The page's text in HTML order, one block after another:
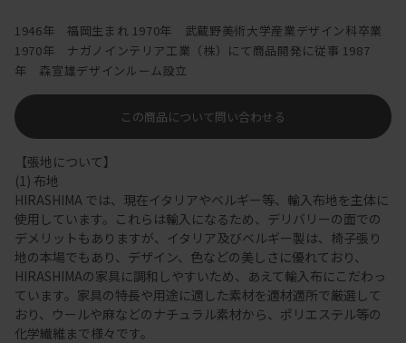
この商品について問い合わせる
1946年 福岡生まれ 1970年 武蔵野美術大学産業デザイン科卒業
1970年 ナガノインテリア工業（株）にて商品開発に従事 1987
年 森宣雄デザインルーム設立
【張地について】
(1) 布地
HIRASHIMA では、現在イタリアやベルギー等、輸入布地を主体に
使用しています。これらは輸入になるため、デリバリーの面での
デメリットもありますが、イタリア及びベルギー製は、椅子張り
地の本場でもあり、デザイン、色などの美しさに優れており、
HIRASHIMAの家具に調和しやすいため、あえて輸入布にこだわっ
ています。家具の特長や用途に適した素材を適材適所で厳選して
おり、ウールや麻などのナチュラル素材から、ポリエステル等の
化学繊維まで様々です。